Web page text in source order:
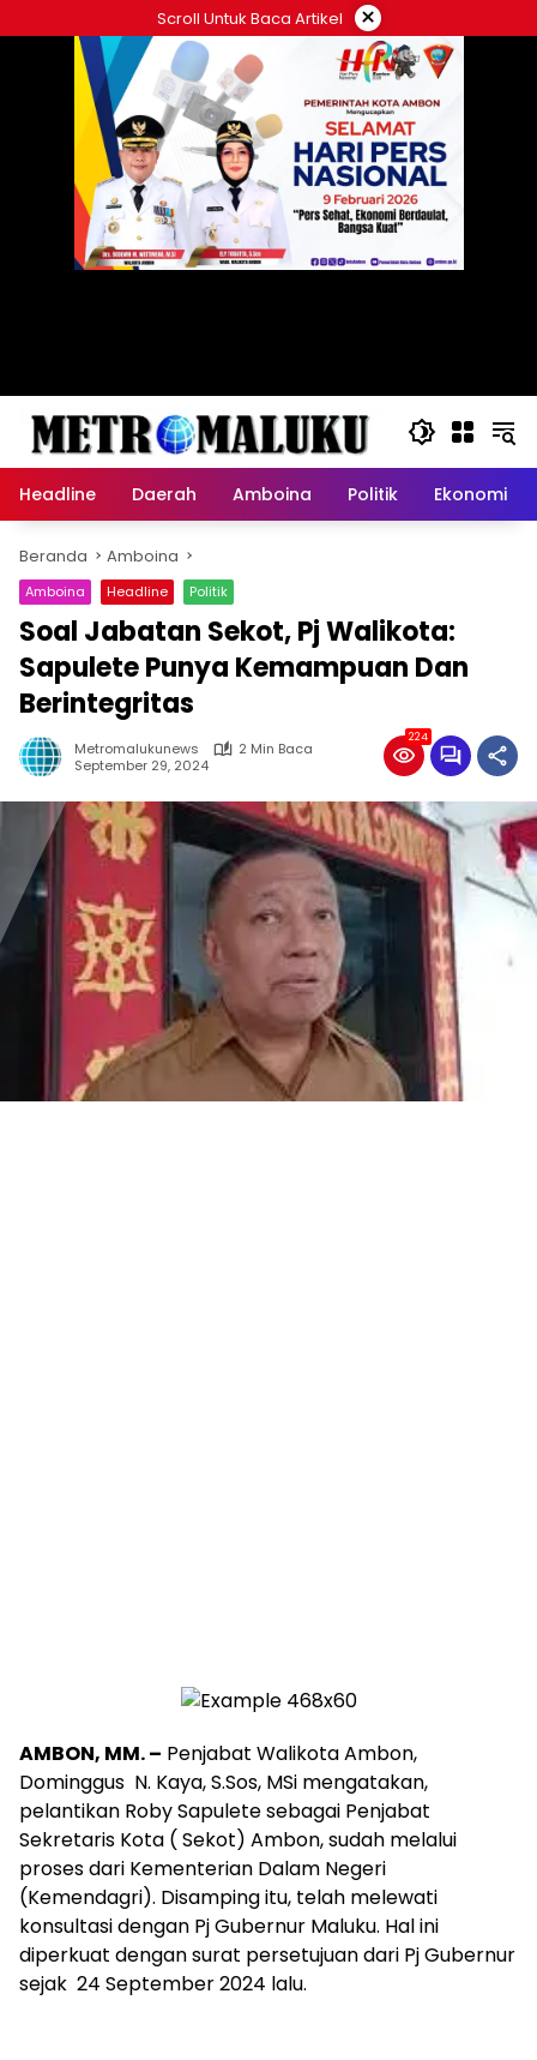
ke
Scroll Untuk Baca Artikel ×
Headline Daerah Amboina Politik Ekonomi
Beranda Amboina
Amboina Headline Politik
Soal Jabatan Sekot, Pj Walikota:
Sapulete Punya Kemampuan Dan
Berintegritas
Metromalukunews
2 Min Baca
September 29, 2024
224
AMBON, MM. – Penjabat Walikota Ambon,
Dominggus N. Kaya, S.Sos, MSi mengatakan,
pelantikan Roby Sapulete sebagai Penjabat
Sekretaris Kota ( Sekot) Ambon, sudah melalui
proses dari Kementerian Dalam Negeri
(Kemendagri). Disamping itu, telah melewati
konsultasi dengan Pj Gubernur Maluku. Hal ini
diperkuat dengan surat persetujuan dari Pj Gubernur
sejak 24 September 2024 lalu.